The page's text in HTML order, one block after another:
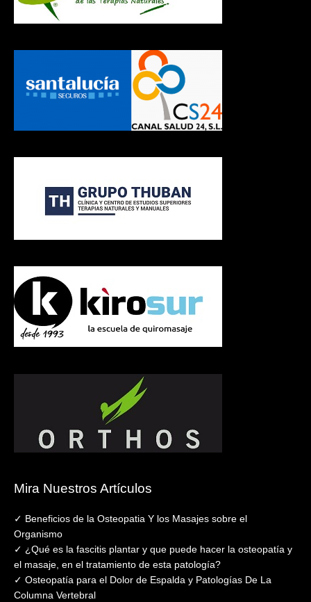
Mira Nuestros Artículos
✓ Beneficios de la Osteopatia Y los Masajes sobre el
Organismo
✓ ¿Qué es la fascitis plantar y que puede hacer la osteopatía y
el masaje, en el tratamiento de esta patología?
✓ Osteopatía para el Dolor de Espalda y Patologías De La
Columna Vertebral